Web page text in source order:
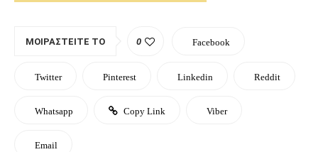
ΜΟΙΡΑΣΤΕΊΤΕ ΤΟ 0 Facebook
Twitter Pinterest Linkedin Reddit
Whatsapp Copy Link Viber
Email